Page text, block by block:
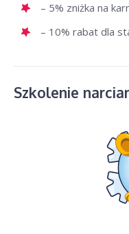
– 5% zniżka na
– 10% rabat dla
Szkolenie